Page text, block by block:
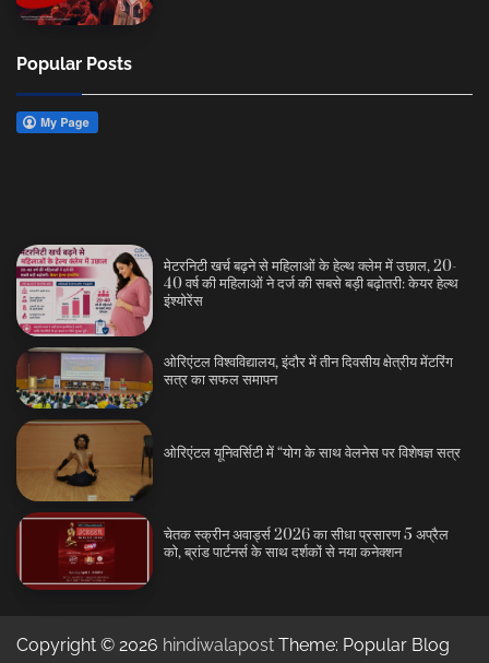
Popular Posts
मेटरनिटी खर्च बढ़ने से महिलाओं के हेल्थ क्लेम में उछाल, 20-
40 वर्ष की महिलाओं ने दर्ज की सबसे बड़ी बढ़ोतरी: केयर हेल्थ
इंश्योरेंस
ओरिएंटल विश्वविद्यालय, इंदौर में तीन दिवसीय क्षेत्रीय मेंटरिंग
सत्र का सफल समापन
ओरिएंटल यूनिवर्सिटी में “योग के साथ वेलनेस पर विशेषज्ञ सत्र
चेतक स्क्रीन अवार्ड्स 2026 का सीधा प्रसारण 5 अप्रैल
को, ब्रांड पार्टनर्स के साथ दर्शकों से नया कनेक्शन
Copyright © 2026 hindiwalapost Theme: Popular Blog